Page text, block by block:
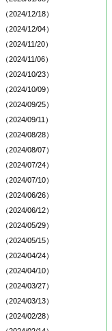
（2024/12/18）
（2024/12/04）
（2024/11/20）
（2024/11/06）
（2024/10/23）
（2024/10/09）
（2024/09/25）
（2024/09/11）
（2024/08/28）
（2024/08/07）
（2024/07/24）
（2024/07/10）
（2024/06/26）
（2024/06/12）
（2024/05/29）
（2024/05/15）
（2024/04/24）
（2024/04/10）
（2024/03/27）
（2024/03/13）
（2024/02/28）